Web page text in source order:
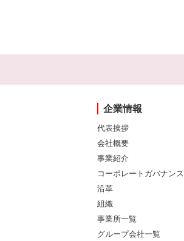
企業情報
代表挨拶
会社概要
事業紹介
コーポレートガバナンス
沿革
組織
事業所一覧
グループ会社一覧